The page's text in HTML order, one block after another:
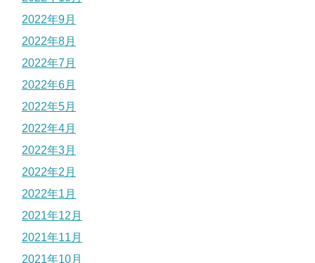
2022年9月
2022年8月
2022年7月
2022年6月
2022年5月
2022年4月
2022年3月
2022年2月
2022年1月
2021年12月
2021年11月
2021年10月